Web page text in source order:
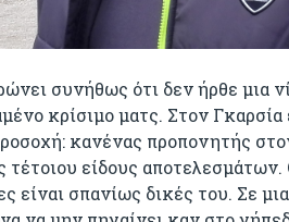
συνήθως ότι δεν ήρθε μια
κρίσιμο ματς. Στον
κανένας προπονητής
τέτοιου είδους
είναι σπανίως δικές του. Σε